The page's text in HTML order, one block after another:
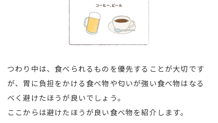
つわり中は、食べられるものを優先することが大切です
が、胃に負担をかける食べ物や匂いが強い食べ物はなる
べく避けたほうが良いでしょう。
ここからは避けたほうが良い食べ物を紹介します。